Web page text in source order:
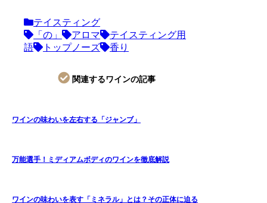
テイスティング
「の」
アロマ
テイスティング用
語
トップノーズ 香り
関連するワインの記事
ワインの味わいを左右する「ジャンブ」
万能選手！ミディアムボディのワインを徹底解説
ワインの味わいを表す「ミネラル」とは？その正体に迫る